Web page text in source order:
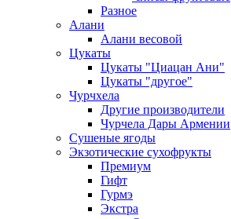
Разное
Алани
Алани весовой
Цукаты
Цукаты "Циацан Ани"
Цукаты "другое"
Чурчхела
Другие производители
Чурчела Дары Армении
Сушеные ягоды
Экзотические сухофрукты
Премиум
Гифт
Гурмэ
Экстра